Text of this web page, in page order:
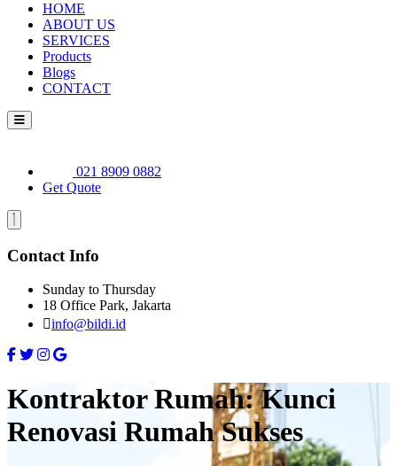
HOME
ABOUT US
SERVICES
Products
Blogs
CONTACT
021 8909 0882
Get Quote
Contact Info
Sunday to Thursday
18 Office Park, Jakarta
info@bildi.id
Kontraktor Rumah: Kunci
Renovasi Rumah Sukses